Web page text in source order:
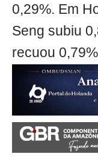
0,29%. Em
Seng subiu
recuou